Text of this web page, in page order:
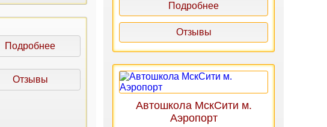
Подробнее
Отзывы
Подробнее
Отзывы
Автошкола МскСити м.
Аэропорт